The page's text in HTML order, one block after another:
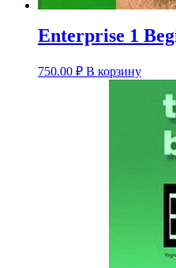
Enterprise 1
750.00 ₽ В корзину